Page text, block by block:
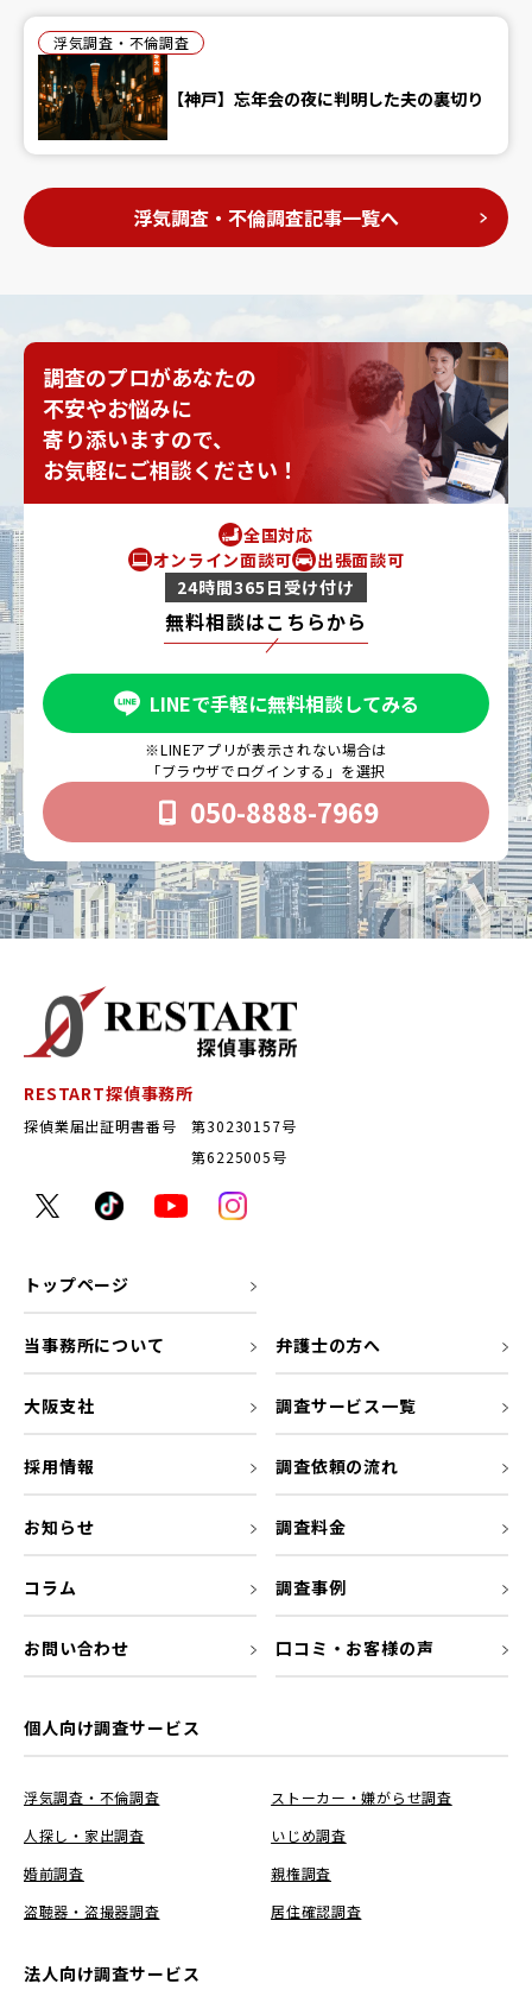
浮気調査・不倫調査
【神戸】忘年会の夜に判明した夫の裏切り
浮気調査・不倫調査記事一覧へ
調査のプロがあなたの
不安やお悩みに
寄り添いますので、
お気軽にご相談ください！
全国対応
オンライン面談可
出張面談可
24時間365日受け付け
無料相談はこちらから
LINEで手軽に無料相談してみる
※LINEアプリが表示されない場合は
「ブラウザでログインする」を選択
050-8888-7969
RESTART探偵事務所
探偵業届出証明書番号 第30230157号
第6225005号
トップページ
当事務所について 弁護士の方へ
大阪支社 調査サービス一覧
採用情報 調査依頼の流れ
お知らせ 調査料金
コラム 調査事例
お問い合わせ 口コミ・お客様の声
個人向け調査サービス
浮気調査・不倫調査
ストーカー・嫌がらせ調査
人探し・家出調査
いじめ調査
婚前調査
親権調査
盗聴器・盗撮器調査
居住確認調査
法人向け調査サービス